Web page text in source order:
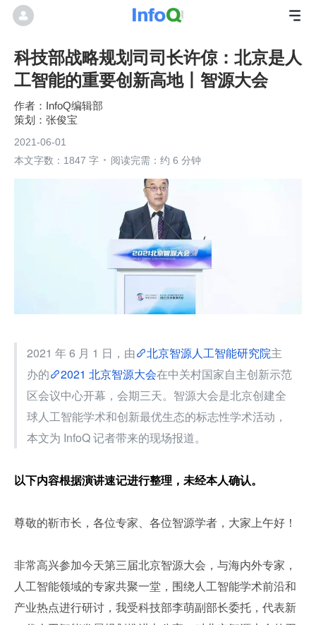
科技部战略规划司司长许倞：北京是人
工智能的重要创新高地丨智源大会
InfoQ编辑部
张俊宝
2021-06-01
本文字数：1847 字
阅读完需：约 6 分钟
2021 年 6 月 1 日，由 北京智源人工智能研究院主
办的
2021 北京智源大会在中关村国家自主创新示范
区会议中心开幕，会期三天。智源大会是北京创建全
球人工智能学术和创新最优生态的标志性学术活动，
本文为 InfoQ 记者带来的现场报道。
以下内容根据演讲速记进行整理，未经本人确认。
尊敬的靳市长，各位专家、各位智源学者，大家上午好！
非常高兴参加今天第三届北京智源大会，与海内外专家，
人工智能领域的专家共聚一堂，围绕人工智能学术前沿和
产业热点进行研讨，我受科技部李萌副部长委托，代表新